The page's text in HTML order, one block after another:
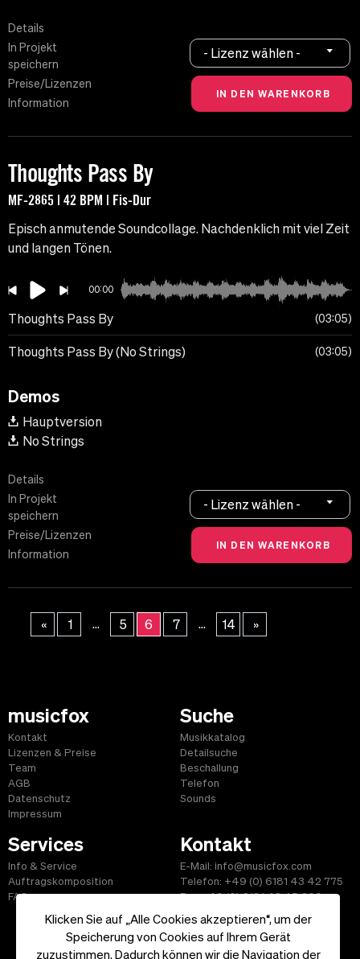
Klicken Sie auf „Alle Cookies akzeptieren“, um der
Speicherung von Cookies auf Ihrem Gerät
zuzustimmen. Dadurch können wir die Navigation der
Details
In Projekt
speichern
Preise/Lizenzen
Information
- Lizenz wählen -
Thoughts Pass By
MF-2865 | 42 BPM | Fis-Dur
Episch anmutende Soundcollage. Nachdenklich mit viel Zeit
und langen Tönen.
00:00
Thoughts Pass By 03:05
Thoughts Pass By (No Strings) 03:05
Demos
Hauptversion
No Strings
Details
In Projekt
speichern
Preise/Lizenzen
Information
- Lizenz wählen -
« 1 ... 5 6 7 ... 14 »
musicfox
Kontakt
Lizenzen & Preise
Team
AGB
Datenschutz
Impressum
Suche
Musikkatalog
Detailsuche
Beschallung
Telefon
Sounds
Services
Info & Service
Auftragskomposition
FAQ
Kontakt
E-Mail: info@musicfox.com
Telefon: +49 (0) 6181 43 42 775
Fax: +49 (0) 6181 43 45 609